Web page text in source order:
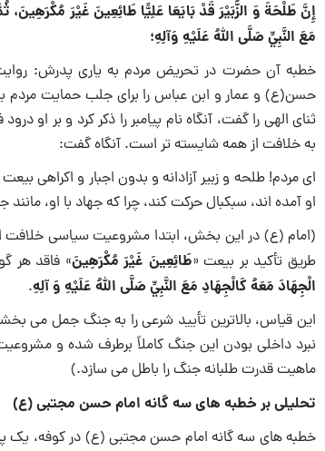
إِنَّ طَلْحَةَ وَ الزُّبَيْرَ قَدْ بَايَعَا عَلِيًّا طَائِعِينَ غَيْرَ
مَعَ النَّبِيِّ صَلَّى اللَّهُ عَلَيْهِ وَآلِهِ؛
خطبه آن حضرت در تحریض مردم به یاری پدرش:
حسن(ع) و عمار و ابن عباس را برای جلب حمایت مردم
ثنای الهی را گفت، آنگاه نام پیامبر را ذکر کرد و بر او
به خلافت از همه شایسته تر است. آنگاه گفت:
ای مردم! طلحه و زبیر آزادانه و بدون اجبار و اکراهی
او آمده اند، سبکبال حرکت کند، چرا که جهاد با او،
(امام (ع) در این بخش، ابتدا مشروعیت سیاسی خلافت
طریق تأکید بر بیعت «طَائِعِينَ غَيْرَ مُكْرَهِينَ» فاقد هر
الْجِهَادَ مَعَهُ كَالْجِهَادِ مَعَ النَّبِيِّ صَلَّى اللَّهُ عَلَيْهِ وَ آلِهِ.
این قیاس، بالاترین تأیید شرعی را به جنگ جمل می
نبرد داخلی بودن این جنگ کاملاً برطرف شده و
ماهیت قدرت طلبانه جنگ را باطل می سازد.)
تحلیلی بر خطبه های سه گانه امام حسن مجتبی (ع)
خطبه های سه گانه امام حسن مجتبی (ع) در کوفه، یک